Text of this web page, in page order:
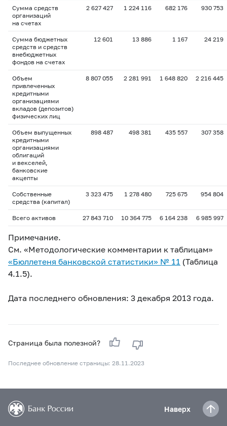
Сумма средств
организаций
на счетах
2 627 427 1 224 116 682 176 930 753
Сумма бюджетных
средств и средств
внебюджетных
фондов на счетах
12 601 13 886 1 167 24 219
Объем
привлеченных
кредитными
организациями
вкладов (депозитов)
физических лиц
8 807 055 2 281 991 1 648 820 2 216 445
Объем выпущенных
кредитными
организациями
облигаций
и векселей,
банковские
акцепты
898 487 498 381 435 557 307 358
Собственные
средства (капитал)
3 323 475 1 278 480 725 675 954 804
Всего активов 27 843 710 10 364 775 6 164 238 6 985 997
Примечание.
См. «Методологические комментарии к таблицам»
«Бюллетеня банковской статистики» № 11 (Таблица
4.1.5).
Дата последнего обновления: 3 декабря 2013 года.
Страница была полезной?
Последнее обновление страницы: 28.11.2023
Наверх